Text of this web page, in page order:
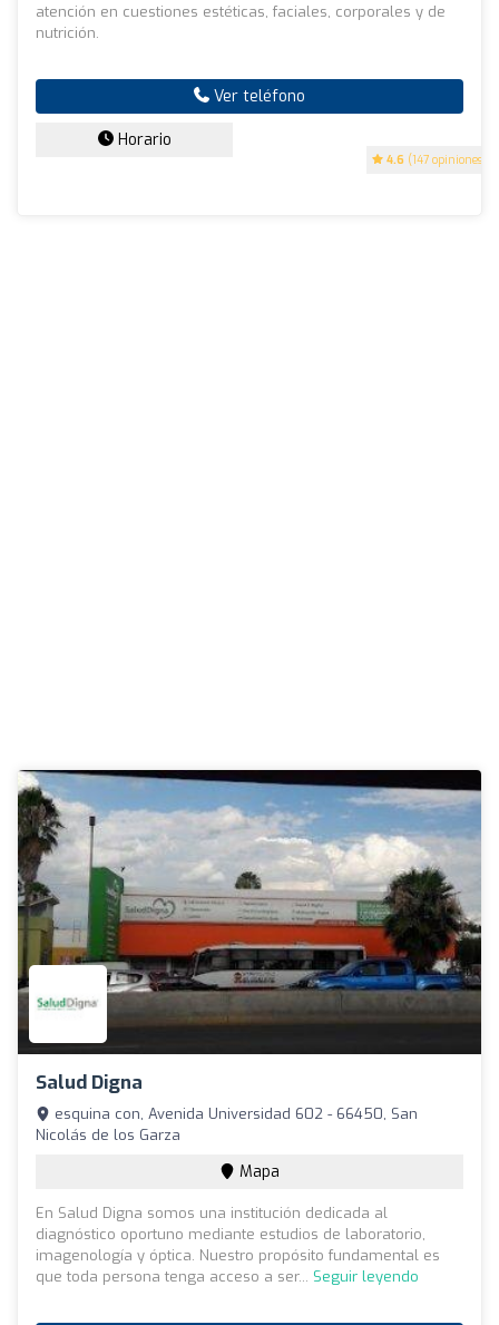
4.6 (147 opiniones)
atención en cuestiones estéticas, faciales, corporales y de
nutrición.
Ver teléfono
Horario
Salud Digna
esquina con, Avenida Universidad 602 - 66450, San
Nicolás de los Garza
Mapa
En Salud Digna somos una institución dedicada al
diagnóstico oportuno mediante estudios de laboratorio,
imagenología y óptica. Nuestro propósito fundamental es
que toda persona tenga acceso a ser... Seguir leyendo